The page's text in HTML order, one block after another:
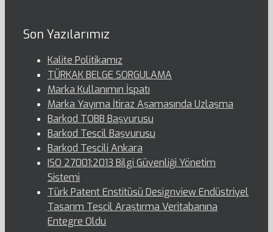
Son Yazılarımız
Kalite Politikamız
TÜRKAK BELGE SORGULAMA
Marka Kullanımın İspatı
Marka Yayıma İtiraz Aşamasında Uzlaşma
Barkod TOBB Başvurusu
Barkod Tescil Başvurusu
Barkod Tescili Ankara
ISO 27001:2013 Bilgi Güvenliği Yönetim
Sistemi
Türk Patent Enstitüsü Designview Endüstriyel
Tasarım Tescil Araştırma Veritabanına
Entegre Oldu